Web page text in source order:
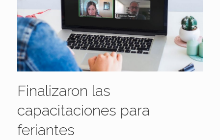
Finalizaron las
capacitaciones para
feriantes